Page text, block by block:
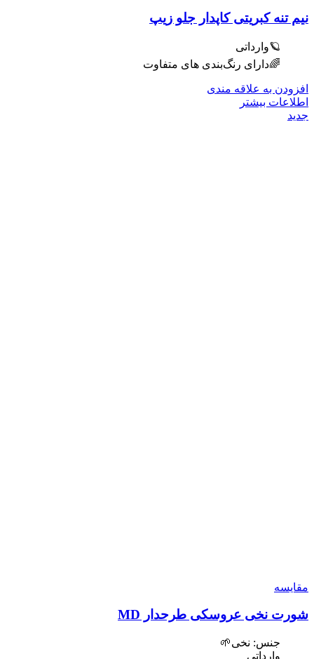
نیم تنه کبریتی کاپدار جلو زیپ
🪐وارداتی
🌈دارای رنگ‌بندی های متفاوت
افزودن به علاقه مندی
اطلاعات بیشتر
جدید
مقایسه
شورت نخی عروسکی طرحدار MD
جنس: نخی🌱
وارداتی